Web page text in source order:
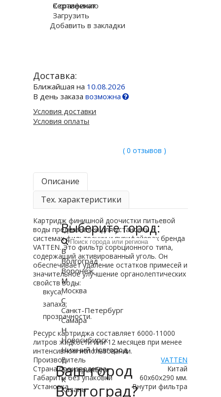
К сравнению
Добавить в закладки
Сертификат
Загрузить
Доставка:
Ближайшая на 10.08.2026
В день заказавозможна
Условия доставки
Условия оплаты
( 0 отзывов )
Описание
Тех. характеристики
Картридж финишной доочистки питьевой
воды предназначен для установки в
системах фильтрации и пурифайерах бренда
VATTEN. Это фильтр сорбционного типа,
содержащий активированный уголь. Он
обеспечивает удаление остатков примесей и
значительное улучшение органолептических
свойств воды:
вкуса;
запаха;
прозрачности.
Ресурс картриджа составляет 6000-11000
литров жидкости или 12 месяцев при менее
интенсивном использовании.
Производитель
VATTEN
Страна производства
Китай
Габариты без упаковки
60х60х290 мм.
Установка
Внутри фильтра
Ваш город
Волгоград?
Выберите город:
В
Волгоград
Воронеж
М
Москва
С
Санкт-Петербург
Самара
Н
Новосибирск
Нижний Новгород
Е
Екатеринбург
К
Казань